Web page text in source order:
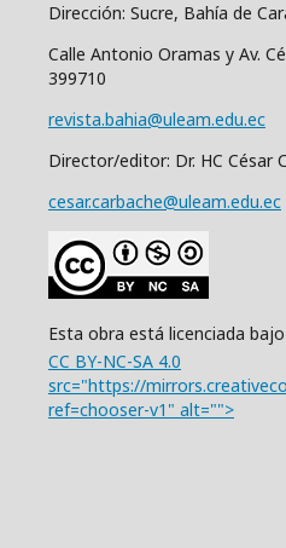
Dirección: Sucre, Bahía de
Calle Antonio Oramas y Av.
399710
revista.bahia@uleam.edu.ec
Director/editor: Dr. HC César
cesar.carbache@uleam.edu.ec
Esta obra está licenciada bajo
CC BY-NC-SA 4.0
src="https://
ref=chooser-v1" alt="">